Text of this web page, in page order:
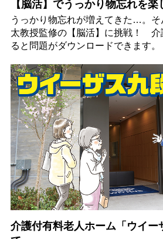
【脳活】でうっかり物忘れを楽
うっかり物忘れが増えてきた…。そ
太教授監修の【脳活】に挑戦！ 介
ると問題がダウンロードできます。
介護付有料老人ホーム「ウイー